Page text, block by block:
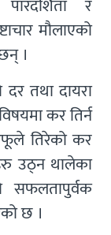
र
मौलाएको
।
तथा दायरा
कर तिर्न
तिरेको कर
उठ्न थालेका
सफलतापुर्वक
छ ।